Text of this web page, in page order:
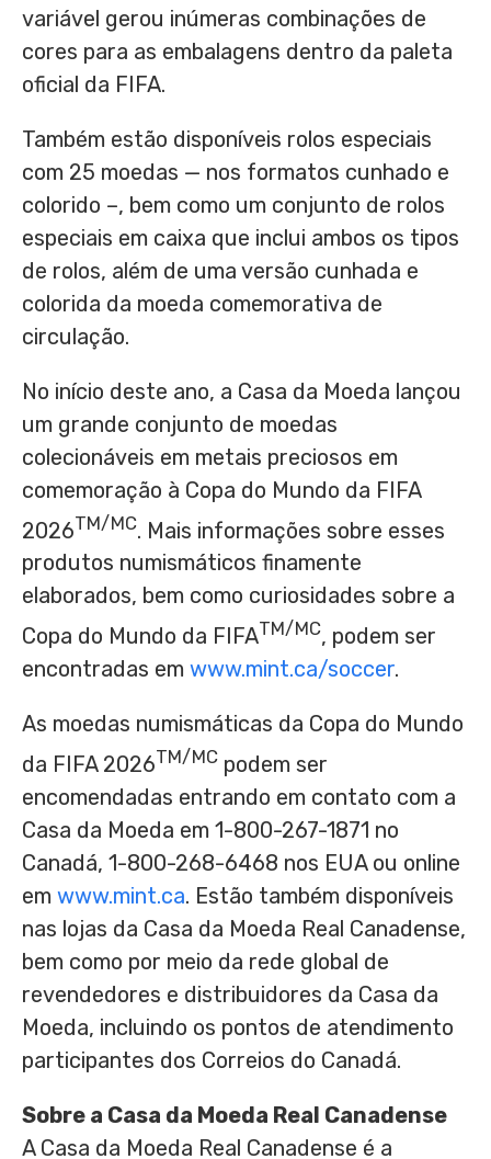
variável gerou inúmeras combinações de
cores para as embalagens dentro da paleta
oficial da FIFA.
Também estão disponíveis rolos especiais
com 25 moedas — nos formatos cunhado e
colorido –, bem como um conjunto de rolos
especiais em caixa que inclui ambos os tipos
de rolos, além de uma versão cunhada e
colorida da moeda comemorativa de
circulação.
No início deste ano, a Casa da Moeda lançou
um grande conjunto de moedas
colecionáveis em metais preciosos em
comemoração à Copa do Mundo da FIFA
2026TM/MC. Mais informações sobre esses
produtos numismáticos finamente
elaborados, bem como curiosidades sobre a
Copa do Mundo da FIFATM/MC, podem ser
encontradas em www.mint.ca/soccer.
As moedas numismáticas da Copa do Mundo
da FIFA 2026TM/MC podem ser
encomendadas entrando em contato com a
Casa da Moeda em 1-800-267-1871 no
Canadá, 1-800-268-6468 nos EUA ou online
em www.mint.ca. Estão também disponíveis
nas lojas da Casa da Moeda Real Canadense,
bem como por meio da rede global de
revendedores e distribuidores da Casa da
Moeda, incluindo os pontos de atendimento
participantes dos Correios do Canadá.
Sobre a Casa da Moeda Real Canadense
A Casa da Moeda Real Canadense é a